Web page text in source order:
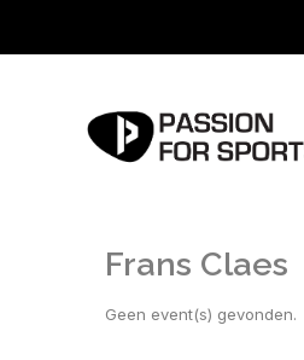
Frans Claes
Geen event(s) gevonden.